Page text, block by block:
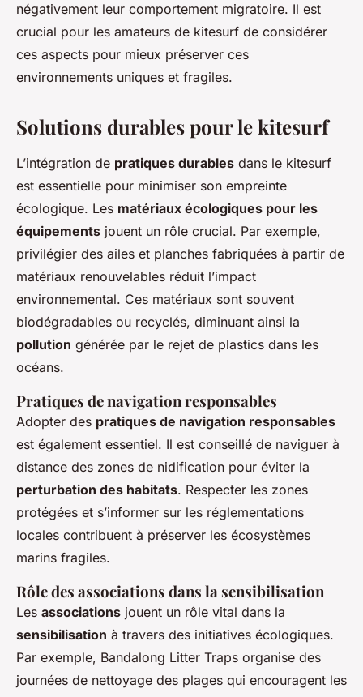
négativement leur comportement migratoire. Il est
crucial pour les amateurs de kitesurf de considérer
ces aspects pour mieux préserver ces
environnements uniques et fragiles.
Solutions durables pour le kitesurf
L’intégration de pratiques durables dans le kitesurf
est essentielle pour minimiser son empreinte
écologique. Les matériaux écologiques pour les
équipements jouent un rôle crucial. Par exemple,
privilégier des ailes et planches fabriquées à partir de
matériaux renouvelables réduit l’impact
environnemental. Ces matériaux sont souvent
biodégradables ou recyclés, diminuant ainsi la
pollution générée par le rejet de plastics dans les
océans.
Pratiques de navigation responsables
Adopter des pratiques de navigation responsables
est également essentiel. Il est conseillé de naviguer à
distance des zones de nidification pour éviter la
perturbation des habitats. Respecter les zones
protégées et s’informer sur les réglementations
locales contribuent à préserver les écosystèmes
marins fragiles.
Rôle des associations dans la sensibilisation
Les associations jouent un rôle vital dans la
sensibilisation à travers des initiatives écologiques.
Par exemple, Bandalong Litter Traps organise des
journées de nettoyage des plages qui encouragent les